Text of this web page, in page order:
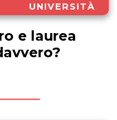
UNIVERSITÀ
e laurea